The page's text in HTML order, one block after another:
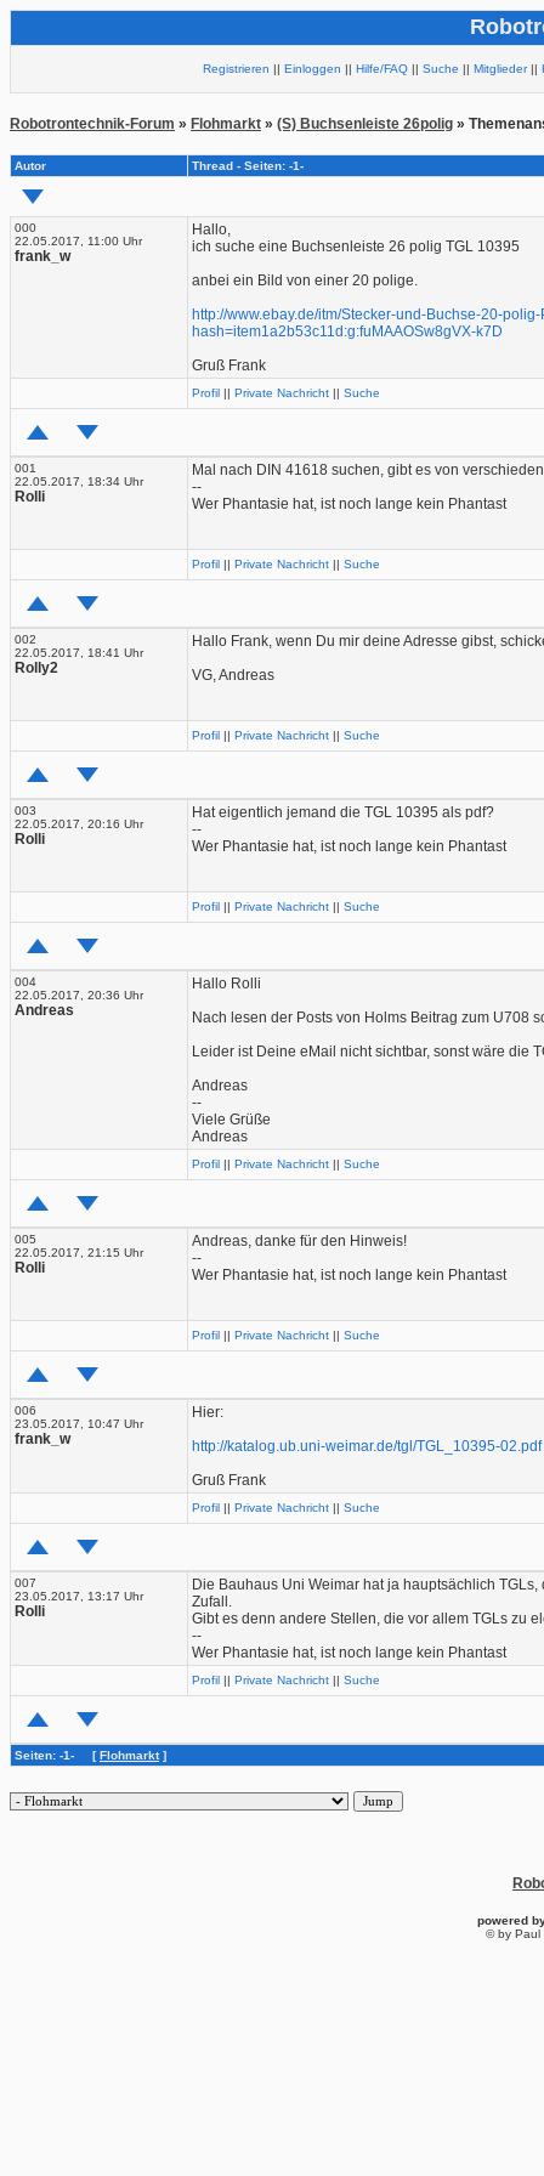
Registrieren || Einloggen || Hilfe/FAQ || Suche || Mitglieder||
Robotrontechnik-Forum » Flohmarkt » (S) Buchsenleiste 26polig »
Autor Thread - Seiten: -1-
000
22.05.2017, 11:00 Uhr
frank_w
Hallo,
ich suche eine Buchsenleiste 26 polig TGL 10395
anbei ein Bild von einer 20 polige.
http://www.ebay.de/itm/Stecker-und-Buchse-20-
hash=item1a2b53c11d:g:fuMAAOSw8gVX-k7D
Gruß Frank
Profil || Private Nachricht || Suche
001
22.05.2017, 18:34 Uhr
Rolli
Mal nach DIN 41618 suchen, gibt es von
--
Wer Phantasie hat, ist noch lange kein Phantast
Profil || Private Nachricht || Suche
002
22.05.2017, 18:41 Uhr
Rolly2
Hallo Frank, wenn Du mir deine Adresse gibst,
VG, Andreas
Profil || Private Nachricht || Suche
003
22.05.2017, 20:16 Uhr
Rolli
Hat eigentlich jemand die TGL 10395 als pdf?
--
Wer Phantasie hat, ist noch lange kein Phantast
Profil || Private Nachricht || Suche
004
22.05.2017, 20:36 Uhr
Andreas
Hallo Rolli
Nach lesen der Posts von Holms Beitrag zum U708
Leider ist Deine eMail nicht sichtbar, sonst wäre die
Andreas
--
Viele Grüße
Andreas
Profil || Private Nachricht || Suche
005
22.05.2017, 21:15 Uhr
Rolli
Andreas, danke für den Hinweis!
--
Wer Phantasie hat, ist noch lange kein Phantast
Profil || Private Nachricht || Suche
006
23.05.2017, 10:47 Uhr
frank_w
Hier:
http://katalog.ub.uni-weimar.de/tgl/TGL_10395-02.pdf
Gruß Frank
Profil || Private Nachricht || Suche
007
23.05.2017, 13:17 Uhr
Rolli
Die Bauhaus Uni Weimar hat ja hauptsächlich
Zufall.
Gibt es denn andere Stellen, die vor allem TGLs zu
--
Wer Phantasie hat, ist noch lange kein Phantast
Profil || Private Nachricht || Suche
Seiten: -1- [Flohmarkt]
powered
© by Paul